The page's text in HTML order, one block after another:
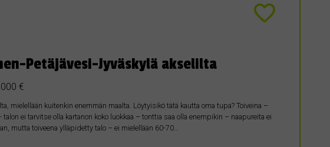
Petäjävesi-Jyväskylä akselilta
€
mielellään kuitenkin enemmän maalta. Löytyisikö tätä kautta oma tupa? Toiveina –
ei tarvitse olla kartanon koko luokkaa – tonttia saa olla enempikin – naapureita ei
mutta toiveena ylläpidetty talo – ei mielellään 60-70…